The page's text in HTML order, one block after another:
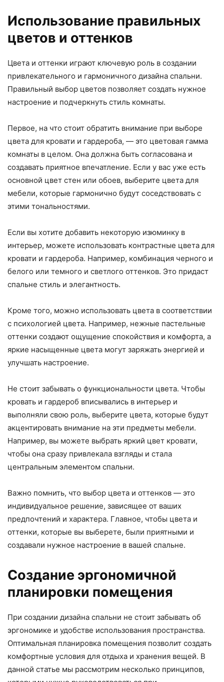
Использование правильных
цветов и оттенков
Цвета и оттенки играют ключевую роль в создании
привлекательного и гармоничного дизайна спальни.
Правильный выбор цветов позволяет создать нужное
настроение и подчеркнуть стиль комнаты.
Первое, на что стоит обратить внимание при выборе
цвета для кровати и гардероба, — это цветовая гамма
комнаты в целом. Она должна быть согласована и
создавать приятное впечатление. Если у вас уже есть
основной цвет стен или обоев, выберите цвета для
мебели, которые гармонично будут соседствовать с
этими тональностями.
Если вы хотите добавить некоторую изюминку в
интерьер, можете использовать контрастные цвета для
кровати и гардероба. Например, комбинация черного и
белого или темного и светлого оттенков. Это придаст
спальне стиль и элегантность.
Кроме того, можно использовать цвета в соответствии
с психологией цвета. Например, нежные пастельные
оттенки создают ощущение спокойствия и комфорта, а
яркие насыщенные цвета могут заряжать энергией и
улучшать настроение.
Не стоит забывать о функциональности цвета. Чтобы
кровать и гардероб вписывались в интерьер и
выполняли свою роль, выберите цвета, которые будут
акцентировать внимание на эти предметы мебели.
Например, вы можете выбрать яркий цвет кровати,
чтобы она сразу привлекала взгляды и стала
центральным элементом спальни.
Важно помнить, что выбор цвета и оттенков — это
индивидуальное решение, зависящее от ваших
предпочтений и характера. Главное, чтобы цвета и
оттенки, которые вы выберете, были приятными и
создавали нужное настроение в вашей спальне.
Создание эргономичной
планировки помещения
При создании дизайна спальни не стоит забывать об
эргономике и удобстве использования пространства.
Оптимальная планировка помещения позволит создать
комфортные условия для отдыха и хранения вещей. В
данной статье мы рассмотрим несколько принципов,